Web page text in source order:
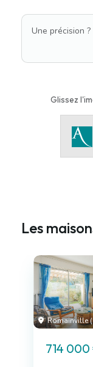
Une précision ?
Glissez
Les
Romainville
714